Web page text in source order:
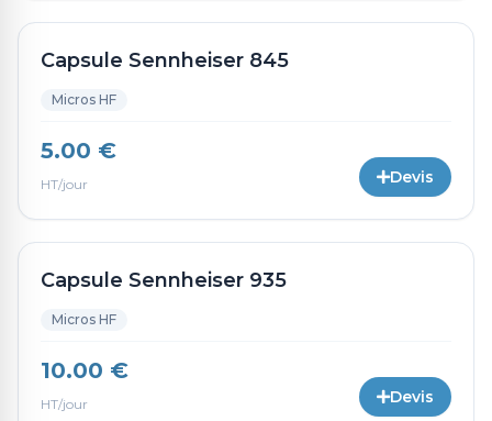
Capsule Sennheiser 845
Micros HF
5.00 €
HT/jour Devis
Capsule Sennheiser 935
Micros HF
10.00 €
HT/jour Devis